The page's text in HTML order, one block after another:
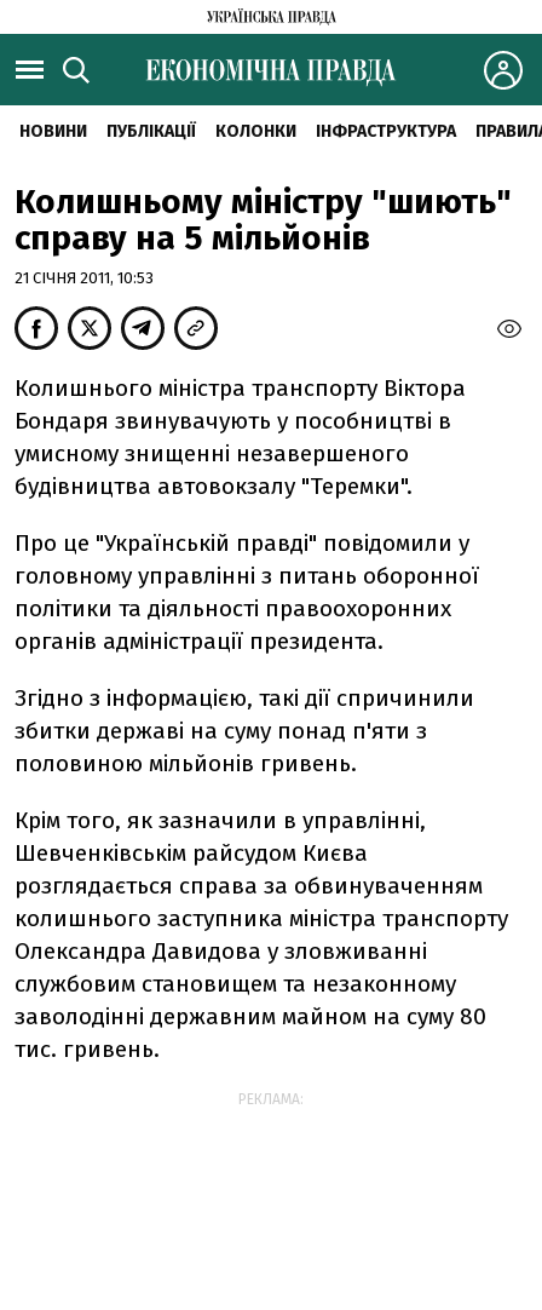
НОВИНИ ПУБЛІКАЦІЇ КОЛОНКИ ІНФРАСТРУКТУРА
Колишньому міністру "шиють"
справу на 5 мільйонів
21 СІЧНЯ 2011, 10:53
Колишнього міністра транспорту Віктора
Бондаря звинувачують у пособництві в
умисному знищенні незавершеного
будівництва автовокзалу "Теремки".
Про це "Українській правді" повідомили у
головному управлінні з питань оборонної
політики та діяльності правоохоронних
органів адміністрації президента.
Згідно з інформацією, такі дії спричинили
збитки державі на суму понад п'яти з
половиною мільйонів гривень.
Крім того, як зазначили в управлінні,
Шевченківськім райсудом Києва
розглядається справа за обвинуваченням
колишнього заступника міністра транспорту
Олександра Давидова у зловживанні
службовим становищем та незаконному
заволодінні державним майном на суму 80
тис. гривень.
РЕКЛАМА: